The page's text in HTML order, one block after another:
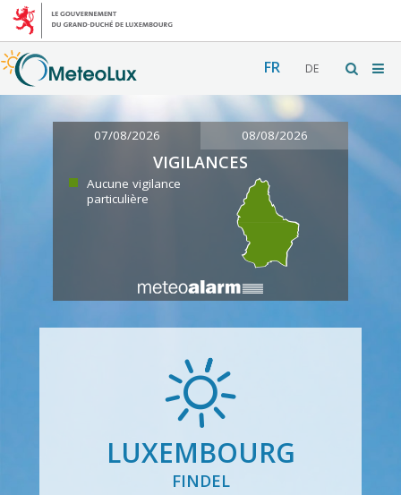
FR DE
07/08/2026 08/08/2026
VIGILANCES
Aucune vigilance
particulière
LUXEMBOURG
FINDEL